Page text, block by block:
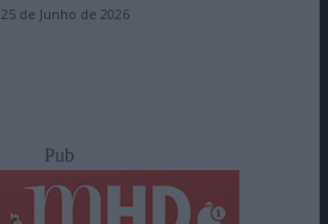
25 de Junho de 2026
Pub